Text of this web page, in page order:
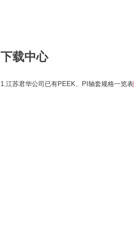
下载中心
1.江苏君华公司已有PEEK、PI轴套规格一览表